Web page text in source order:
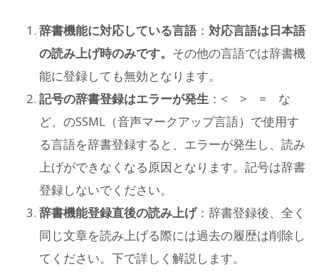
辞書機能に対応している言語 ： 対応言語は日本語
の読み上げ時のみです。 その他の言語では辞書機
能に登録しても無効となります。
記号の辞書登録はエラーが発生 ：< > = な
ど、のSSML（音声マークアップ言語）で使用す
る言語を辞書登録すると、エラーが発生し、読み
上げができなくなる原因となります。記号は辞書
登録しないでください。
辞書機能登録直後の読み上げ：辞書登録後、全く
同じ文章を読み上げる際には過去の履歴は削除し
てください。下で詳しく解説します。